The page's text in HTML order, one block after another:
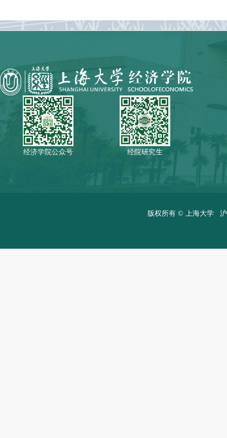
经济学院公众号 经院研究生
版权所有 © 上海大学